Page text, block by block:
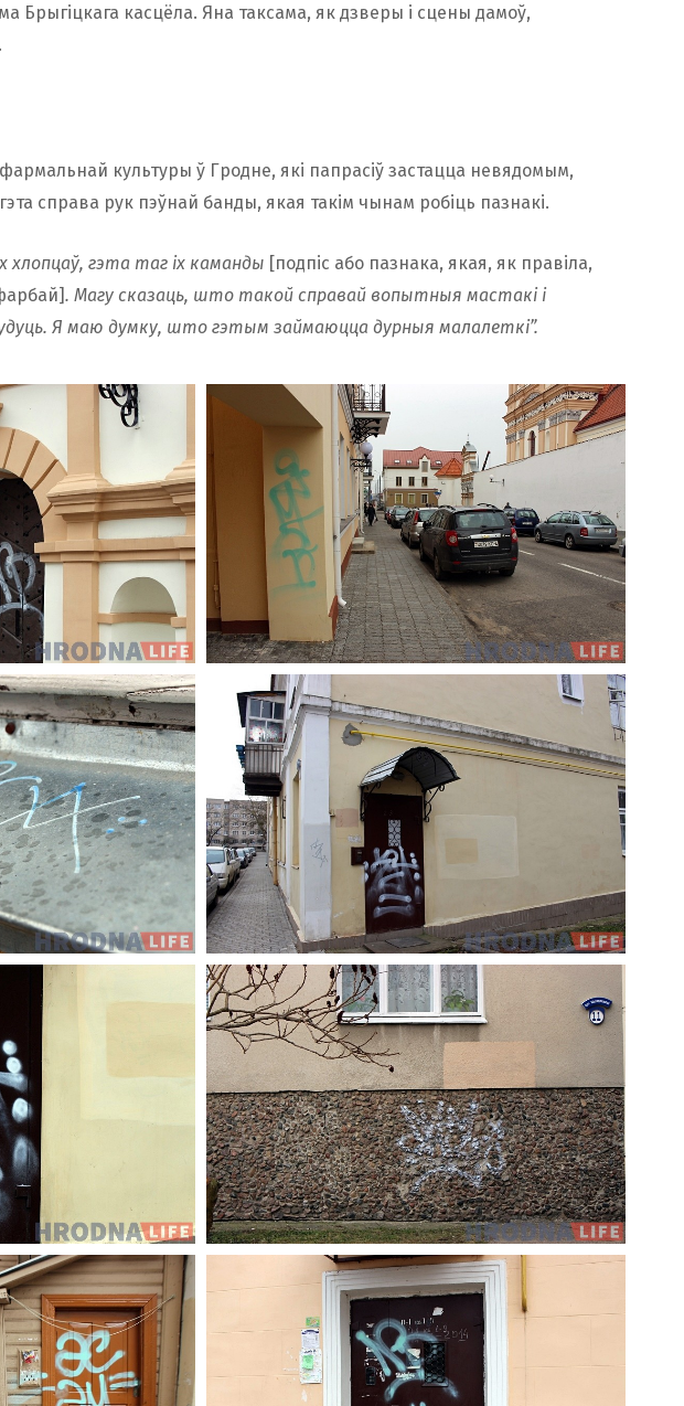
Брыгіцкага касцёла. Яна таксама, як дзверы і сцены дамоў,
культуры ў Гродне, які папрасіў застацца невядомым,
справа рук пэўнай банды, якая такім чынам робіць пазнакі.
хлопцаў, гэта таг іх каманды [подпіс або пазнака, якая, як правіла,
. Магу сказаць, што такой справай вопытныя мастакі і
Я маю думку, што гэтым займаюцца дурныя малалеткі”.